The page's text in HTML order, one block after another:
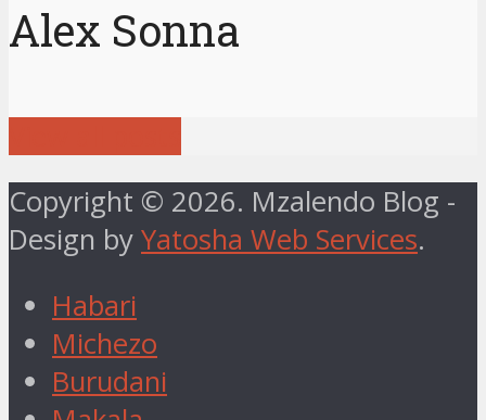
Alex Sonna
Copyright © 2026. Mzalendo Blog -
Design by Yatosha Web Services.
Habari
Michezo
Burudani